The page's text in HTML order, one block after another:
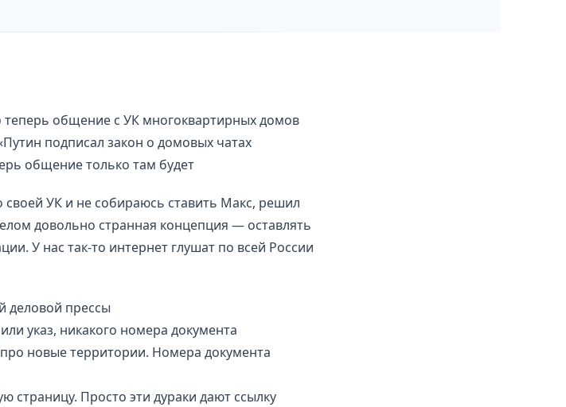
теперь общение с УК многоквартирных домов
подписал закон о домовых чатах
общение только там будет
УК и не собираюсь ставить Макс, решил
довольно странная концепция — оставлять
У нас так-то интернет глушат по всей России
деловой прессы
указ, никакого номера документа
новые территории. Номера документа
Просто эти дураки дают ссылку